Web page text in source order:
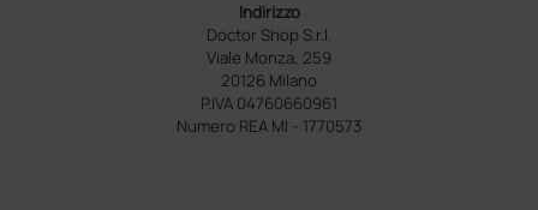
Indirizzo
Doctor Shop S.r.l.
Viale Monza, 259
20126 Milano
P.IVA 04760660961
Numero REA MI - 1770573